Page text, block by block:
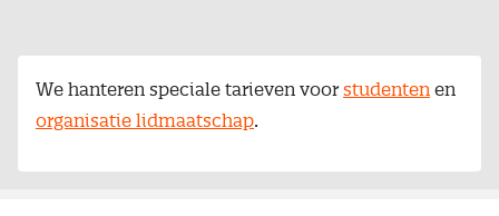
We hanteren speciale tarieven voor studenten en
organisatie lidmaatschap.